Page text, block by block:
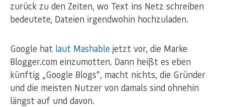
zurück zu den Zeiten, wo Text ins Netz schreiben
bedeutete, Dateien irgendwohin hochzuladen.
Google hat laut Mashable jetzt vor, die Marke
Blogger.com einzumotten. Dann heißt es eben
künftig „Google Blogs“, macht nichts, die Gründer
und die meisten Nutzer von damals sind ohnehin
längst auf und davon.